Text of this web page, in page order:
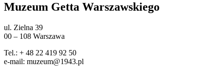
Muzeum Getta Warszawskiego
ul. Zielna 39
00 – 108 Warszawa
Tel.: + 48 22 419 92 50
e-mail: muzeum@1943.pl